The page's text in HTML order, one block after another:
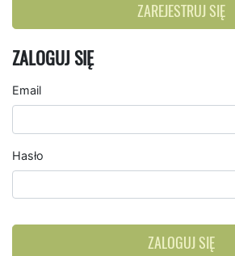
ZAREJESTRUJ SIĘ
ZALOGUJ SIĘ
Email
Hasło
ZALOGUJ SIĘ